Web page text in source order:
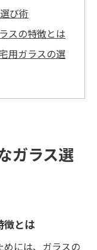
び術
スの特徴とは
用ガラスの選
住宅ガラス選
ス生活
のガラス選定
ガラス選
徴とは
には、ガラスの